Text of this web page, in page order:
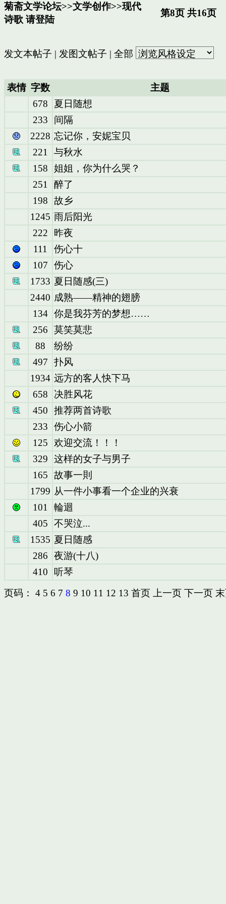
菊斋文学论坛>>文学创作>>现代
诗歌 请登陆
第8页 共16页
发文本帖子 | 发图文帖子 | 全部
表情 字数
主题
678
夏日随想
233
间隔
2228 忘记你，安妮宝贝
221
与秋水
158
姐姐，你为什么哭？
251
醉了
198
故乡
1245 雨后阳光
222
昨夜
111
伤心十
107
伤心
1733 夏日随感(三)
2440 成熟——精神的翅膀
134 你是我芬芳的梦想……
256
莫笑莫悲
88
纷纷
497
扑风
1934 远方的客人快下马
658
决胜风花
450
推荐两首诗歌
233
伤心小箭
125
欢迎交流！！！
329
这样的女子与男子
165
故事一則
1799 从一件小事看一个企业的兴衰
101
輪迴
405
不哭泣...
1535 夏日随感
286
夜游(十八)
410
听琴
页码： 4 5 6 7 8 9 10 11 12 13 首页 上一页 下一页